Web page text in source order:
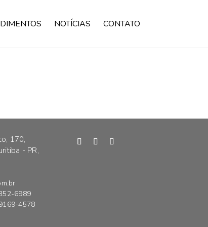
NOTÍCIAS CONTATO
170,
- PR,
6989
4578